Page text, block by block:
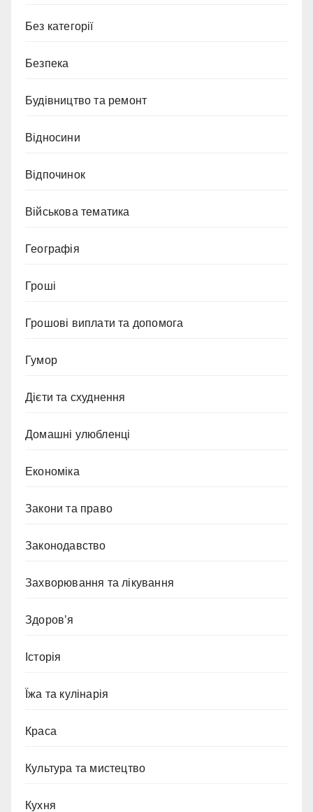
Без категорії
Безпека
Будівництво та ремонт
Відносини
Відпочинок
Військова тематика
Географія
Гроші
Грошові виплати та допомога
Гумор
Дієти та схуднення
Домашні улюбленці
Економіка
Закони та право
Законодавство
Захворювання та лікування
Здоров’я
Історія
Їжа та кулінарія
Краса
Культура та мистецтво
Кухня